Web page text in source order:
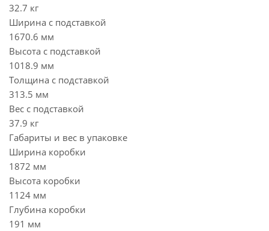
32.7 кг
Ширина с подставкой
1670.6 мм
Высота с подставкой
1018.9 мм
Толщина с подставкой
313.5 мм
Вес с подставкой
37.9 кг
Габариты и вес в упаковке
Ширина коробки
1872 мм
Высота коробки
1124 мм
Глубина коробки
191 мм